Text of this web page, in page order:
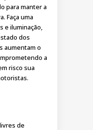
para manter a
Faça uma
e iluminação,
dos
aumentam o
a
risco sua
de